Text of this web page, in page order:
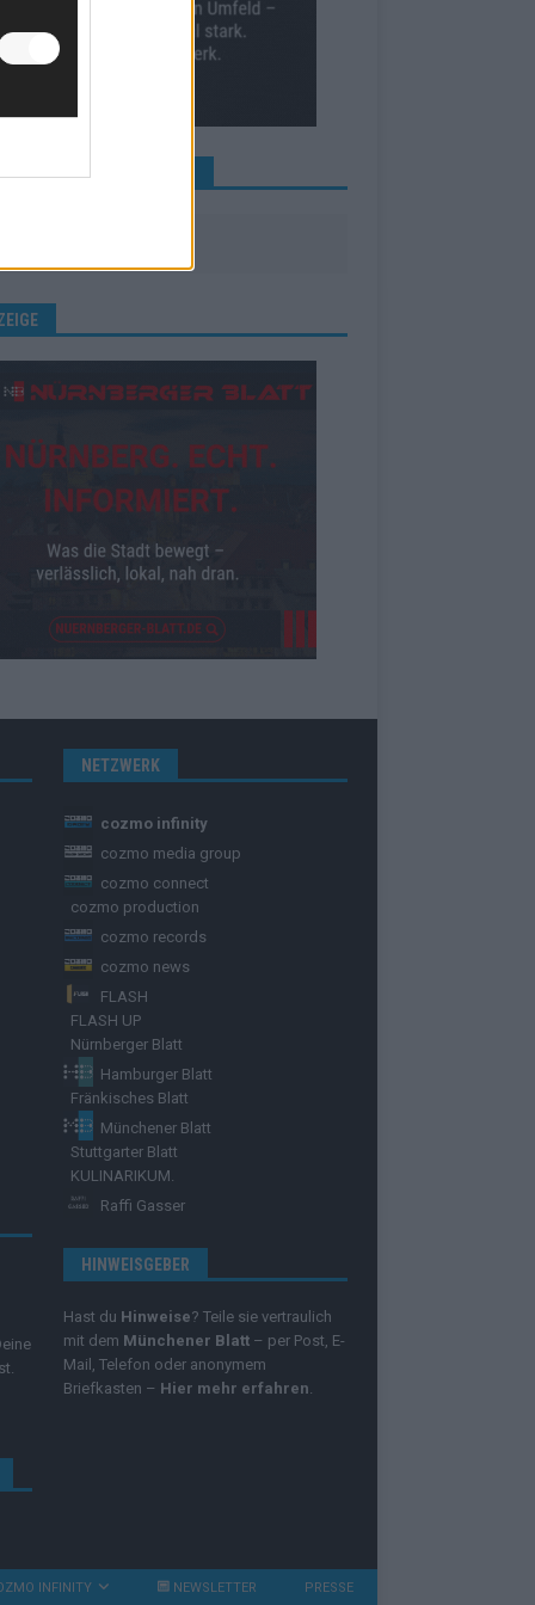
NEWS MEHR VERPASSEN
NETZWERK
cozmo infinity
cozmo media group
cozmo connect
cozmo production
cozmo records
cozmo news
FLASH
FLASH UP
Nürnberger Blatt
Hamburger Blatt
Fränkisches Blatt
Münchener Blatt
Stuttgarter Blatt
KULINARIKUM.
Raffi Gasser
HINWEISGEBER
Hast du Hinweise? Teile sie vertraulich
mit dem Münchener Blatt – per Post, E-
Mail, Telefon oder anonymem
Briefkasten – Hier mehr erfahren.
INFINITY NEWSLETTER PRESSE